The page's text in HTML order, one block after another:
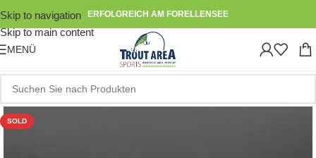
Skip to navigation
Skip to main content
ERFOLGREICH AM FORELLENSEE
MENÜ
SOLD